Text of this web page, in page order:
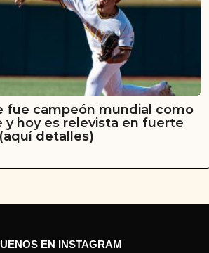
fue campeón mundial como
y hoy es relevista en fuerte
detalles)
EN INSTAGRAM